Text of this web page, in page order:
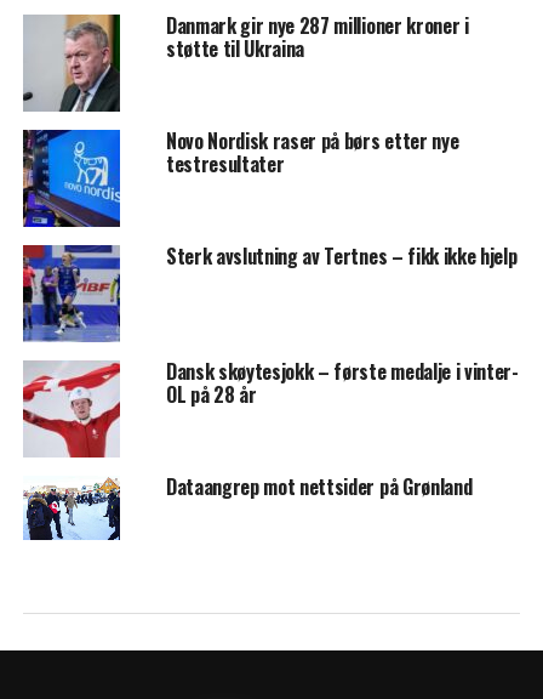
Danmark gir nye 287 millioner kroner i
støtte til Ukraina
Novo Nordisk raser på børs etter nye
testresultater
Sterk avslutning av Tertnes – fikk ikke hjelp
Dansk skøytesjokk – første medalje i vinter-
OL på 28 år
Dataangrep mot nettsider på Grønland